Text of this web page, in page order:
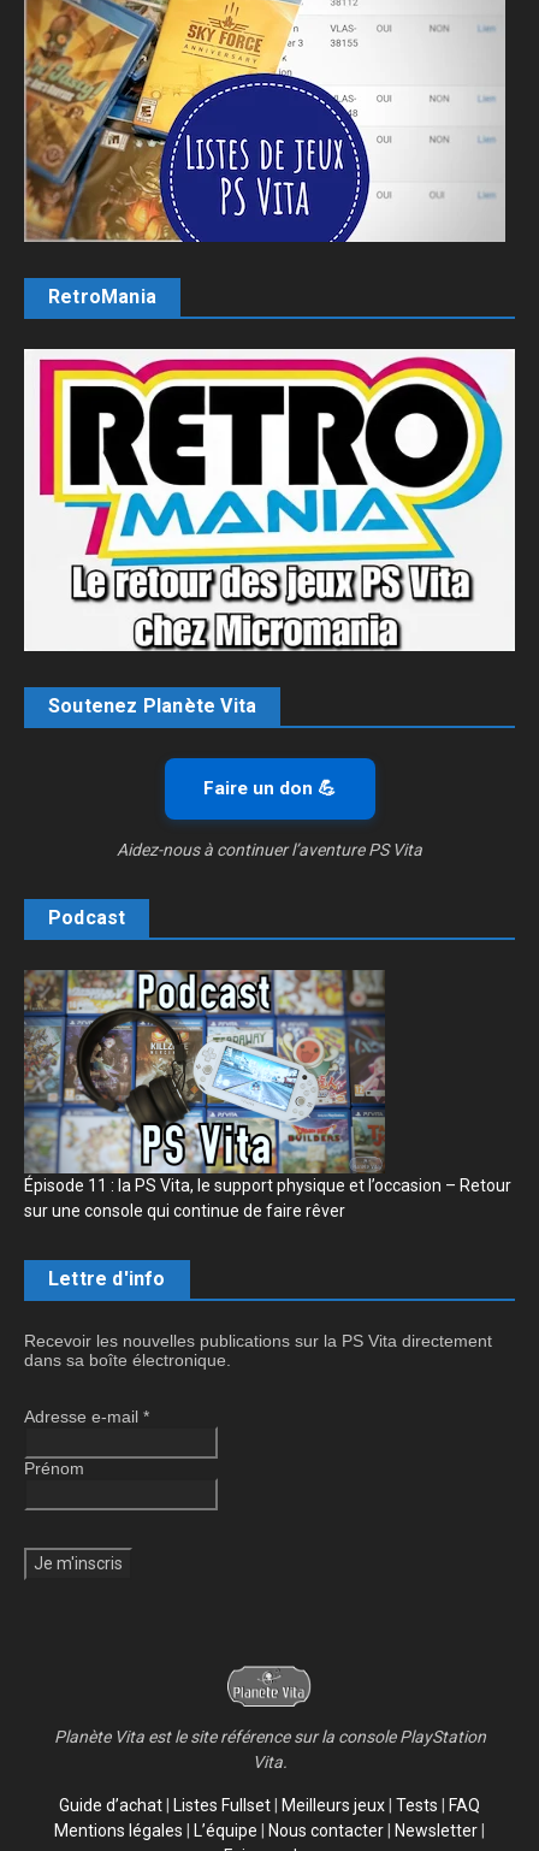
RetroMania
Soutenez Planète Vita
Faire un don 💪
Aidez-nous à continuer l’aventure PS Vita
Podcast
Épisode 11 : la PS Vita, le support physique et l’occasion – Retour
sur une console qui continue de faire rêver
Lettre d'info
Recevoir les nouvelles publications sur la PS Vita directement
dans sa boîte électronique.
Adresse e-mail *
Prénom
Planète Vita est le site référence sur la console PlayStation
Vita.
Guide d’achat| Listes Fullset| Meilleurs jeux| Tests | FAQ
Mentions légales | L’équipe | Nous contacter| Newsletter|